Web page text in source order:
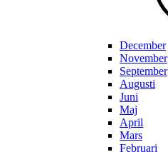
December
November
September
Augusti
Juni
Maj
April
Mars
Februari